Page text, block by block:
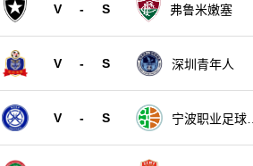
V - S 弗鲁米嫩塞
V - S 深圳青年人
V - S
宁波职业足球俱